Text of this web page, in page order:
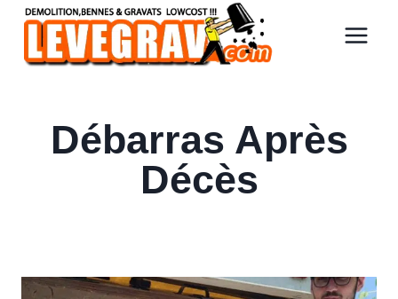
Aller
contenu
Débarras Après
Décès